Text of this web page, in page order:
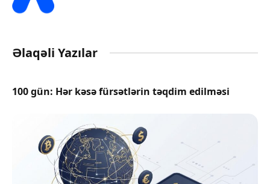
Əlaqəli Yazılar
100 gün: Hər kəsə fürsətlərin təqdim edilməsi